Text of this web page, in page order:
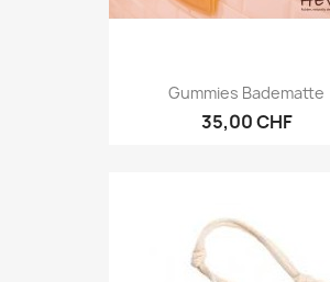
Gummies Badematte
35,00 CHF